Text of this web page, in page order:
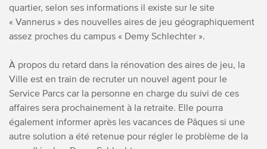
quartier, selon ses informations il existe sur le site
« Vannerus » des nouvelles aires de jeu géographiquement
assez proches du campus « Demy Schlechter ».
À propos du retard dans la rénovation des aires de jeu, la
Ville est en train de recruter un nouvel agent pour le
Service Parcs car la personne en charge du suivi de ces
affaires sera prochainement à la retraite. Elle pourra
également informer après les vacances de Pâques si une
autre solution a été retenue pour régler le problème de la